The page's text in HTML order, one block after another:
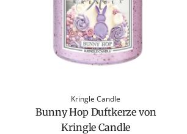
Kringle Candle
Bunny Hop Duftkerze von
Kringle Candle